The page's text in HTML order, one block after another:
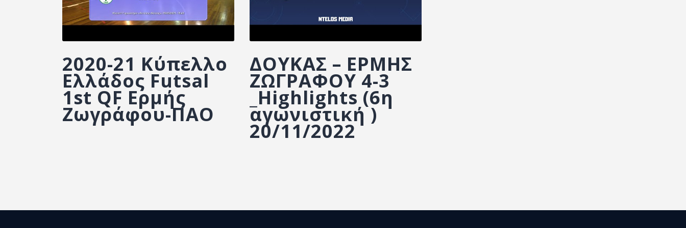
2020-21 Κύπελλο
Ελλάδος Futsal
1st QF Ερμής
Ζωγράφου-ΠΑΟ
ΔΟΥΚΑΣ – ΕΡΜΗΣ
ΖΩΓΡΑΦΟΥ 4-3
_Highlights (6η
αγωνιστική )
20/11/2022